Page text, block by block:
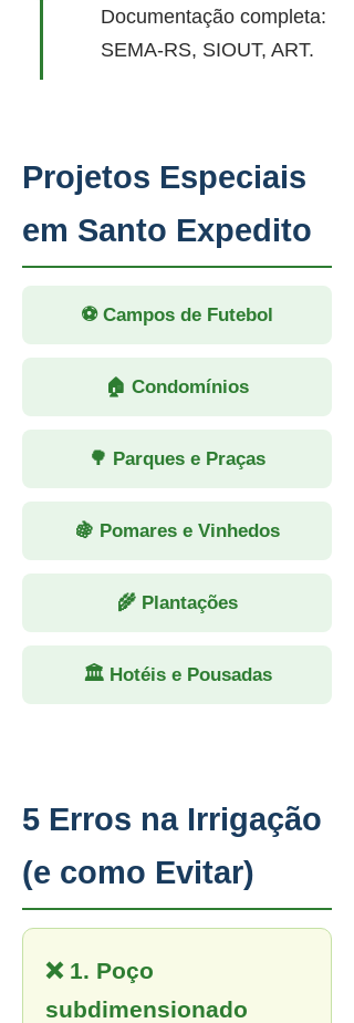
Documentação completa:
SEMA-RS, SIOUT, ART.
Projetos Especiais
em Santo Expedito
⚽ Campos de Futebol
🏠 Condomínios
🌳 Parques e Praças
🍇 Pomares e Vinhedos
🌾 Plantações
🏛 Hotéis e Pousadas
5 Erros na Irrigação
(e como Evitar)
❌ 1. Poço
subdimensionado